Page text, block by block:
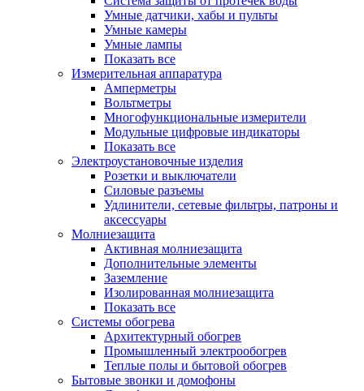
Умные датчики, хабы и пульты
Умные камеры
Умные лампы
Показать все
Измерительная аппаратура
Амперметры
Вольтметры
Многофункциональные измерители
Модульные цифровые индикаторы
Показать все
Электроустановочные изделия
Розетки и выключатели
Силовые разъемы
Удлинители, сетевые фильтры, патроны и
аксессуары
Молниезащита
Активная молниезащита
Дополнительные элементы
Заземление
Изолированная молниезащита
Показать все
Системы обогрева
Архитектурный обогрев
Промышленный электрообогрев
Теплые полы и бытовой обогрев
Бытовые звонки и домофоны